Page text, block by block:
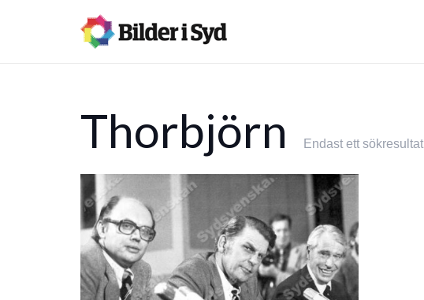
Thorbjörn Endast ett sökresultat